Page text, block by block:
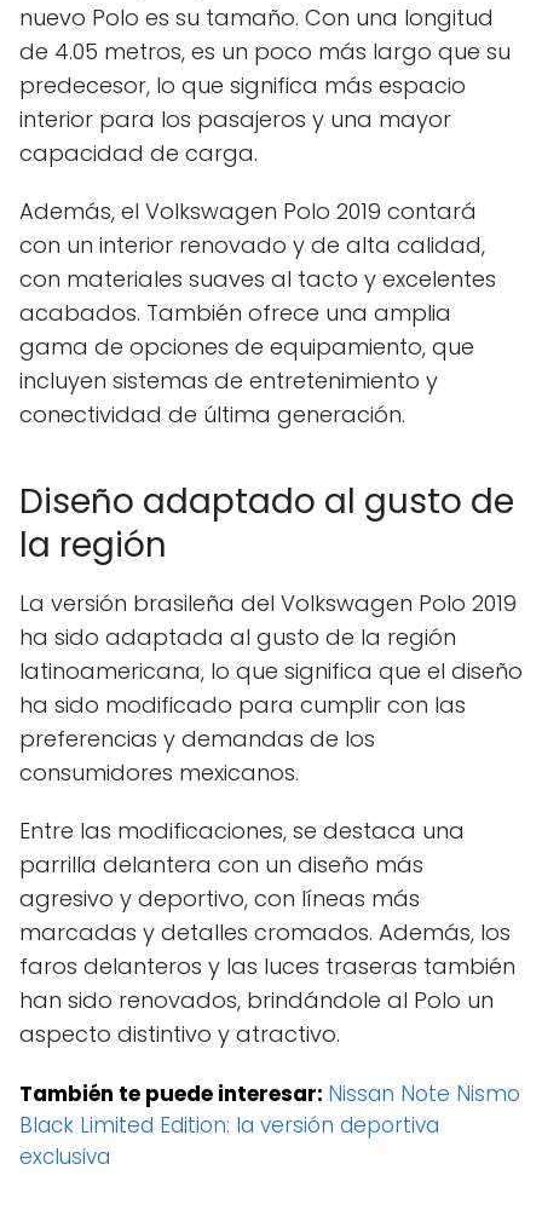
nuevo Polo es su tamaño. Con una longitud
de 4.05 metros, es un poco más largo que su
predecesor, lo que significa más espacio
interior para los pasajeros y una mayor
capacidad de carga.
Además, el Volkswagen Polo 2019 contará
con un interior renovado y de alta calidad,
con materiales suaves al tacto y excelentes
acabados. También ofrece una amplia
gama de opciones de equipamiento, que
incluyen sistemas de entretenimiento y
conectividad de última generación.
Diseño adaptado al gusto de
la región
La versión brasileña del Volkswagen Polo 2019
ha sido adaptada al gusto de la región
latinoamericana, lo que significa que el diseño
ha sido modificado para cumplir con las
preferencias y demandas de los
consumidores mexicanos.
Entre las modificaciones, se destaca una
parrilla delantera con un diseño más
agresivo y deportivo, con líneas más
marcadas y detalles cromados. Además, los
faros delanteros y las luces traseras también
han sido renovados, brindándole al Polo un
aspecto distintivo y atractivo.
También te puede interesar: Nissan Note Nismo
Black Limited Edition: la versión deportiva
exclusiva